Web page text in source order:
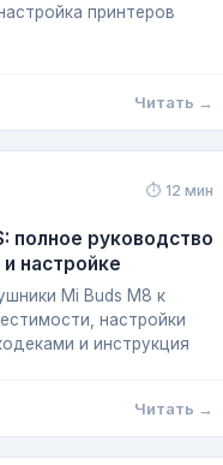
принтеров
Читать →
⏱ 12 мин
полное руководство
настройке
Mi Buds M8 к
настройки
и инструкция
Читать →